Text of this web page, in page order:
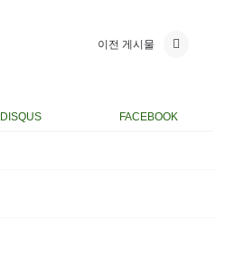
이전 게시물
DISQUS FACEBOOK